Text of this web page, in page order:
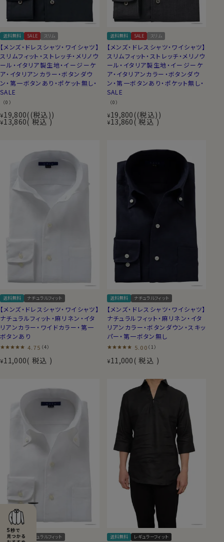
送料無料 SALE スリム
【メンズ・ドレスシャツ・ワイシャツ】
スリムフィット・ストレッチ・メリノウ
ール・イタリア製生地・イージーケ
ア・イタリアンカラー・ボタンダウ
ン・第一ボタンあり・ポケット無し・
SALE
（0）
¥19,800 (税込)
¥13,860 税込
送料無料 SALE スリム
【メンズ・ドレスシャツ・ワイシャツ】
スリムフィット・ストレッチ・メリノウ
ール・イタリア製生地・イージーケ
ア・イタリアンカラー・ボタンダウ
ン・第一ボタンあり・ポケット無し・
SALE
（0）
¥19,800 (税込)
¥13,860 税込
送料無料 ナチュラルフィット
【メンズ・ドレスシャツ・ワイシャツ】
ナチュラルフィット・麻リネン・イタ
リアンカラー・ワイドカラー・第一
ボタンあり
4.75 （4）
¥11,000 税込
送料無料 ナチュラルフィット
【メンズ・ドレスシャツ・ワイシャツ】
ナチュラルフィット・麻リネン・イタ
リアンカラー・ボタンダウン・スキッ
パー・第一ボタン無し
5.00 （1）
¥11,000 税込
送料無料 ナチュラルフィット 送料無料 レギュラーフィット